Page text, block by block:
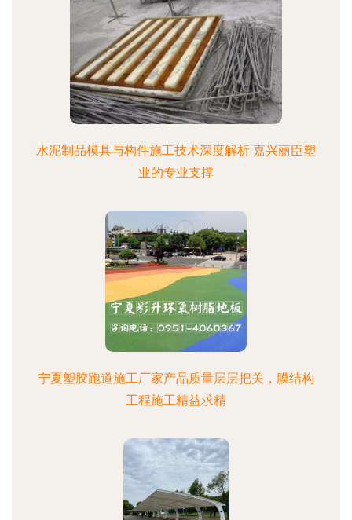
水泥制品模具与构件施工技术深度解析 嘉兴丽臣塑
业的专业支撑
宁夏塑胶跑道施工厂家产品质量层层把关，膜结构
工程施工精益求精